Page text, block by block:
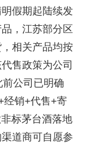
假期起陆续发
，江苏部分区
相关产品均按
售政策为公司
公司已明确
经销+代售+寄
标茅台酒落地
道商可自愿参